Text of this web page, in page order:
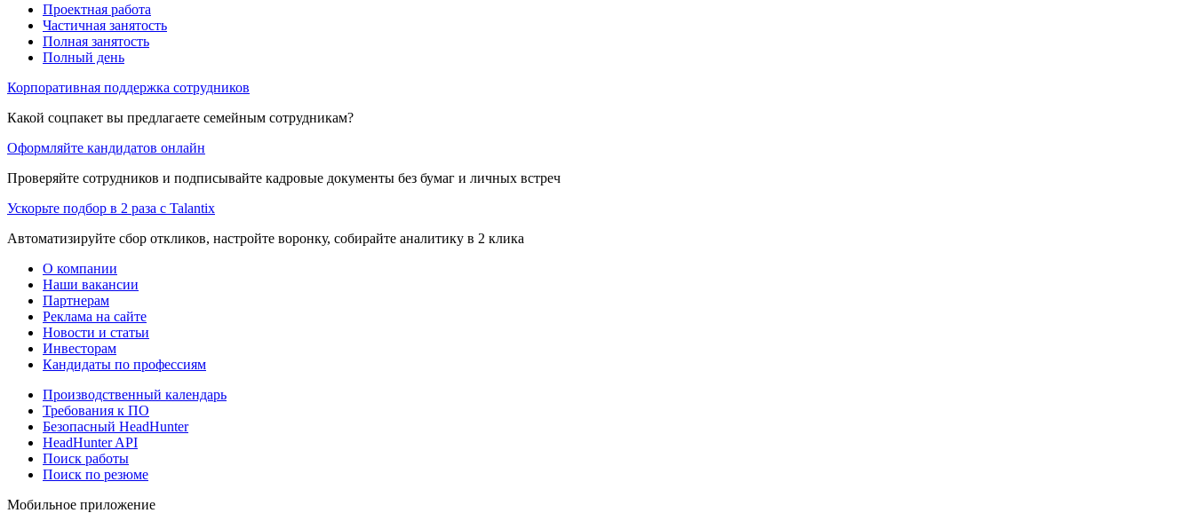
Проектная работа
Частичная занятость
Полная занятость
Полный день
Корпоративная поддержка сотрудников
Какой соцпакет вы предлагаете семейным сотрудникам?
Оформляйте кандидатов онлайн
Проверяйте сотрудников и подписывайте кадровые документы без бумаг и личных встреч
Ускорьте подбор в 2 раза с Talantix
Автоматизируйте сбор откликов, настройте воронку, собирайте аналитику в 2 клика
О компании
Наши вакансии
Партнерам
Реклама на сайте
Новости и статьи
Инвесторам
Кандидаты по профессиям
Производственный календарь
Требования к ПО
Безопасный HeadHunter
HeadHunter API
Поиск работы
Поиск по резюме
Мобильное приложение